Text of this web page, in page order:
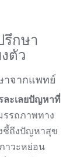
รึกษา
ตัว
จากแพทย์
ละเลยปัญหาที่
รถภาพทาง
ชี้ถึงปัญหาสุข
าวะหย่อน